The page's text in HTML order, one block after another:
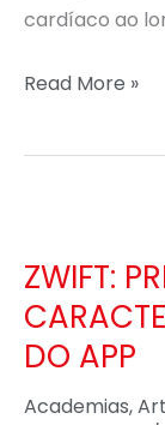
cardíaco ao
Read More »
ZWIFT:
DO APP
Academias,
E
CONEXÕES
APP